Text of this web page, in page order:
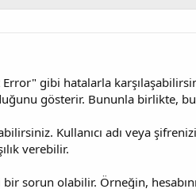
Error" gibi hatalarla
gösterir. Bununla birlikte,
Kullanıcı adı veya
verebilir.
bir sorun olabilir. Örneğin,